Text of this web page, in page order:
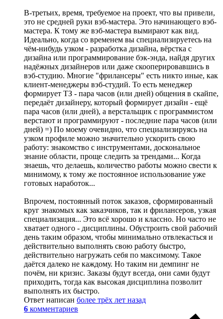
В-третьих, время, требуемое на проект, что вы привели,
это не средней руки вэб-мастера. Это начинающего вэб-
мастера. К тому же вэб-мастера вымирают как вид.
Идеально, когда со временем вы специализируетесь на
чём-нибудь узком - разработка дизайна, вёрстка с
дизайна или программирование бэк-энда, найдя других
надёжных дизайнеров или даже скооперировавшись в
вэб-студию. Многие "фрилансеры" есть никто иные, как
клиент-менеджеры вэб-студий. То есть менеджер
формирует ТЗ - пара часов (или дней) общения в скайпе,
передаёт дизайнеру, который формирует дизайн - ещё
пара часов (или дней), а верстальщик с программистом
верстают и программируют - последние пара часов (или
дней) =) По моему очевидно, что специализируясь на
узком профиле можно значительно ускорить свою
работу: знакомство с инструментами, доскональное
знание области, проще следить за трендами... Когда
знаешь, что делаешь, количество работы можно свести к
минимому, к тому же постоянное использование уже
готовых наработок...
Впрочем, постоянный поток заказов, сформированный
круг знакомых как заказчиков, так и фрилансеров, узкая
специализация... Это всё хорошо и классно. Но часто не
хватает одного - дисциплины. Обустроить свой рабочий
день таким образом, чтобы минимально отвлекасться и
действительно выполнять свою работу быстро,
действительно нагружать себя по максимому. Такое
даётся далеко не каждому. Но таким ни демпинг не
почём, ни кризис. Заказы будут всегда, они сами будут
приходить, тогда как высокая дисциплина позволит
выполнять их быстро.
Ответ написан более трёх лет назад
6 комментариев